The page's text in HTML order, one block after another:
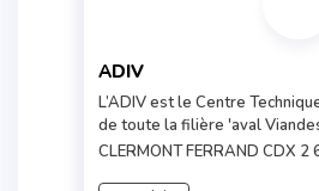
ADIV
L’ADIV est le Centre
de toute la filière 'aval
CLERMONT FERRAND CDX 2